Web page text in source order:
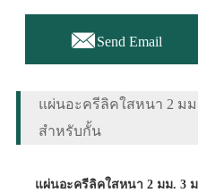
Send Email
แผ่นอะครีลิคใสหนา 2 ม
สำหรับกั้น
แผ่นอะครีลิคใสหนา 2 มม. 3